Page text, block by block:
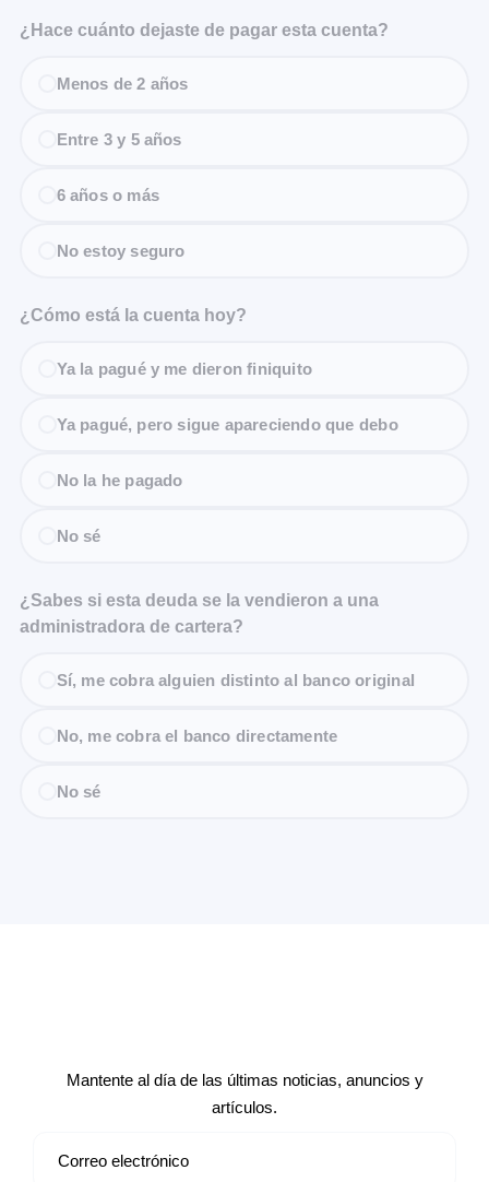
¿Hace cuánto dejaste de pagar esta cuenta?
Menos de 2 años
Entre 3 y 5 años
6 años o más
No estoy seguro
¿Cómo está la cuenta hoy?
Ya la pagué y me dieron finiquito
Ya pagué, pero sigue apareciendo que debo
No la he pagado
No sé
¿Sabes si esta deuda se la vendieron a una
administradora de cartera?
Sí, me cobra alguien distinto al banco original
No, me cobra el banco directamente
No sé
Mantente al día de las últimas noticias, anuncios y
artículos.